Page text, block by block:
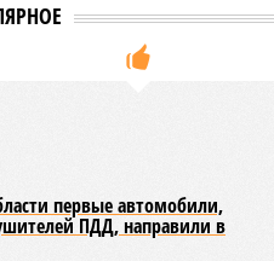
первые автомобили,
ПДД, направили в